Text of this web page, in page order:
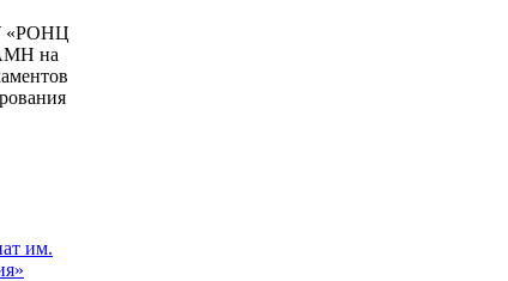
«РОНЦ
на
им.